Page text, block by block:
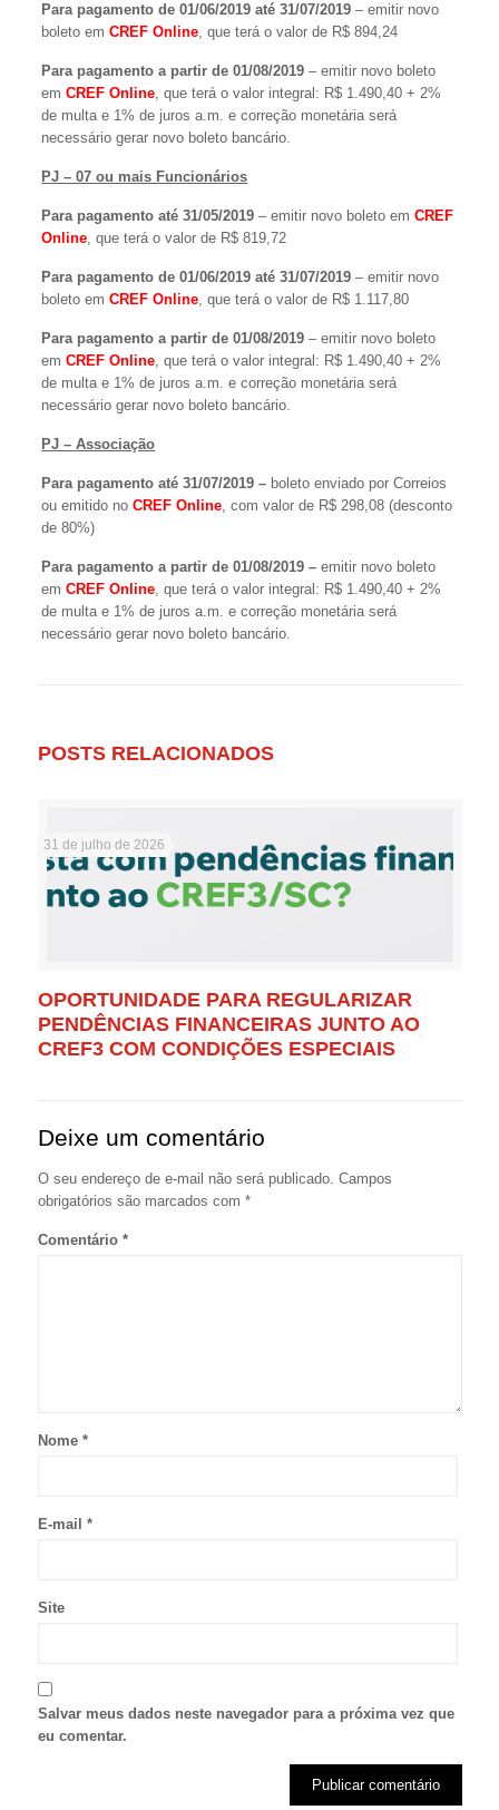
Para pagamento de 01/06/2019 até 31/07/2019 – emitir novo
boleto emCREF Online, que terá o valor de R$ 894,24
Para pagamento a partir de 01/08/2019 – emitir novo boleto
emCREF Online, que terá o valor integral: R$ 1.490,40 + 2%
de multa e 1% de juros a.m. e correção monetária será
necessário gerar novo boleto bancário.
PJ – 07 ou mais Funcionários
Para pagamento até 31/05/2019 – emitir novo boleto emCREF
Online, que terá o valor de R$ 819,72
Para pagamento de 01/06/2019 até 31/07/2019 – emitir novo
boleto emCREF Online, que terá o valor de R$ 1.117,80
Para pagamento a partir de 01/08/2019 – emitir novo boleto
emCREF Online, que terá o valor integral: R$ 1.490,40 + 2%
de multa e 1% de juros a.m. e correção monetária será
necessário gerar novo boleto bancário.
PJ – Associação
Para pagamento até 31/07/2019 – boleto enviado por Correios
ou emitido noCREF Online, com valor de R$ 298,08 (desconto
de 80%)
Para pagamento a partir de 01/08/2019 – emitir novo boleto
emCREF Online, que terá o valor integral: R$ 1.490,40 + 2%
de multa e 1% de juros a.m. e correção monetária será
necessário gerar novo boleto bancário.
POSTS RELACIONADOS
31 de julho de 2026
OPORTUNIDADE PARA REGULARIZAR
PENDÊNCIAS FINANCEIRAS JUNTO AO
CREF3 COM CONDIÇÕES ESPECIAIS
Deixe um comentário
O seu endereço de e-mail não será publicado. Campos
obrigatórios são marcados com *
Comentário *
Nome *
E-mail *
Site
Salvar meus dados neste navegador para a próxima vez que
eu comentar.